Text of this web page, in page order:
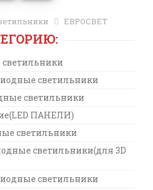
ЕВРОСВЕТ
светильники
светильники
ПАНЕЛИ)
светильники
светильники(для 3D
светильники